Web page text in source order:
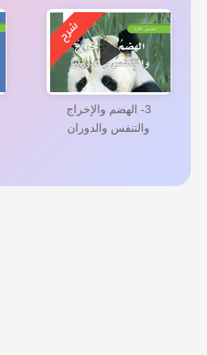
3- الهضم والإخراج
والتنفس والدوران